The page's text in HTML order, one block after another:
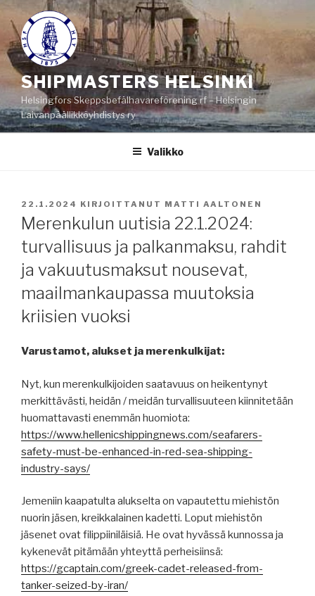
Siirry
sisältöön
SHIPMASTERS HELSINKI
Helsingfors Skeppsbefälhavareförening rf – Helsingin
Laivanpäällikköyhdistys ry
Valikko
JULKAISTU
22.1.2024 KIRJOITTANUT MATTI AALTONEN
Merenkulun uutisia 22.1.2024:
turvallisuus ja palkanmaksu, rahdit
ja vakuutusmaksut nousevat,
maailmankaupassa muutoksia
kriisien vuoksi
Varustamot, alukset ja merenkulkijat:
Nyt, kun merenkulkijoiden saatavuus on heikentynyt
merkittävästi, heidän / meidän turvallisuuteen kiinnitetään
huomattavasti enemmän huomiota:
https://www.hellenicshippingnews.com/seafarers-
safety-must-be-enhanced-in-red-sea-shipping-
industry-says/
Jemeniin kaapatulta alukselta on vapautettu miehistön
nuorin jäsen, kreikkalainen kadetti. Loput miehistön
jäsenet ovat filippiiniläisiä. He ovat hyvässä kunnossa ja
kykenevät pitämään yhteyttä perheisiinsä:
https://gcaptain.com/greek-cadet-released-from-
tanker-seized-by-iran/